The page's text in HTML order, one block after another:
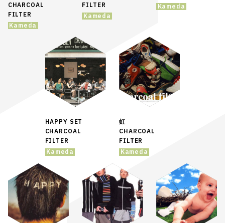
CHARCOAL
FILTER
Kameda
FILTER
Kameda
Kameda
HAPPY SET
CHARCOAL
FILTER
Kameda
虹
CHARCOAL
FILTER
Kameda